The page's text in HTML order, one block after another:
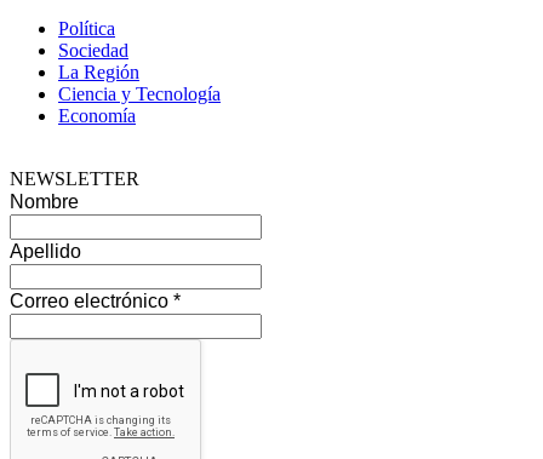
Política
Sociedad
La Región
Ciencia y Tecnología
Economía
NEWSLETTER
Nombre
Apellido
Correo electrónico *